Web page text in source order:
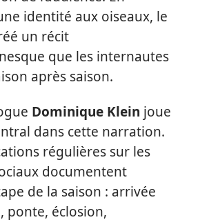
identité aux oiseaux, le
un récit
que les internautes
après saison.
Dominique Klein joue
dans cette narration.
régulières sur les
documentent
de la saison : arrivée
ponte, éclosion,